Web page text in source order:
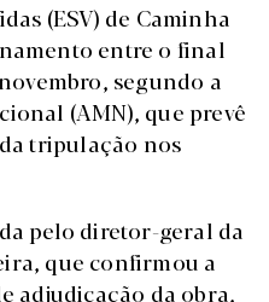
(ESV) de Caminha
entre o final
segundo a
(AMN), que prevê
tripulação nos
pelo diretor-geral da
que confirmou a
adjudicação da obra,